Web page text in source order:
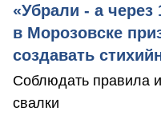
«Убрали - а через
в Морозовске
создавать
Соблюдать правила
свалки